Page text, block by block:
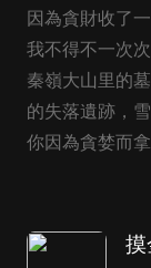
因為貪財收了
我不得不一次
秦嶺大山里的
的失落遺跡，
你因為貪婪而
東西站你旁邊